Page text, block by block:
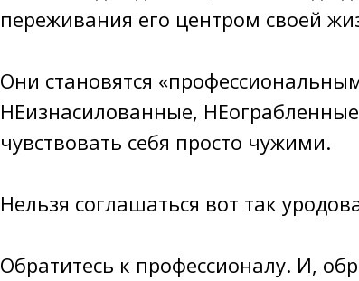
переживания его центром своей
Они становятся
НЕизнасилованные,
чувствовать себя просто чужими.
Нельзя соглашаться вот так
Обратитесь к профессионалу. И,